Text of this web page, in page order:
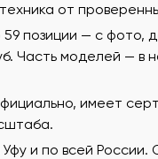
от
позиции — с фото,
Часть моделей — в
имеет
и по всей